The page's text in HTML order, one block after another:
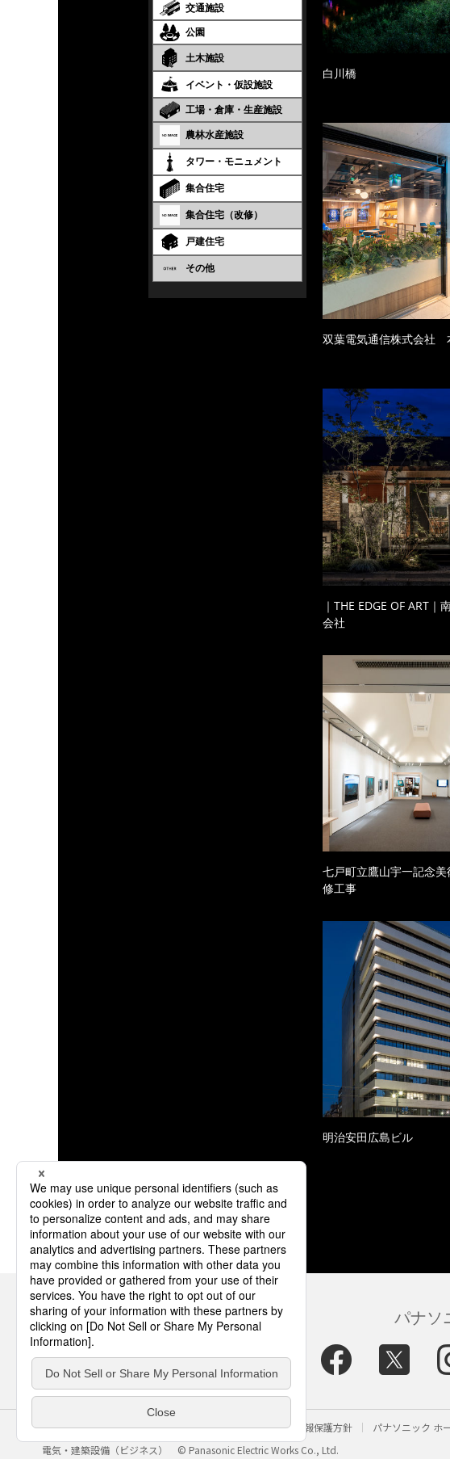
交通施設
公園
土木施設
イベント・仮設施設
工場・倉庫・生産施設
農林水産施設
タワー・モニュメント
集合住宅
集合住宅（改修）
戸建住宅
その他
白川橋
双葉電気通信株式会社
｜THE EDGE OF ART｜
会社
七戸町立鷹山宇一記念
修工事
明治安田広島ビル
パナソ
サイトのご利用にあたって クッキーポリシー 個人情報保護方針 パナソニック ホ
電気・建築設備（ビジネス）
© Panasonic Electric Works Co., Ltd.